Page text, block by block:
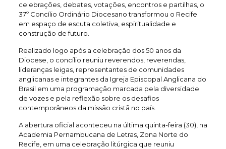
celebrações, debates, votações, encontros e partilhas, o
37º Concílio Ordinário Diocesano transformou o Recife
em espaço de escuta coletiva, espiritualidade e
construção de futuro.
Realizado logo após a celebração dos 50 anos da
Diocese, o concílio reuniu reverendos, reverendas,
lideranças leigas, representantes de comunidades
anglicanas e integrantes da Igreja Episcopal Anglicana do
Brasil em uma programação marcada pela diversidade
de vozes e pela reflexão sobre os desafios
contemporâneos da missão cristã no país.
A abertura oficial aconteceu na última quinta-feira (30), na
Academia Pernambucana de Letras, Zona Norte do
Recife, em uma celebração litúrgica que reuniu